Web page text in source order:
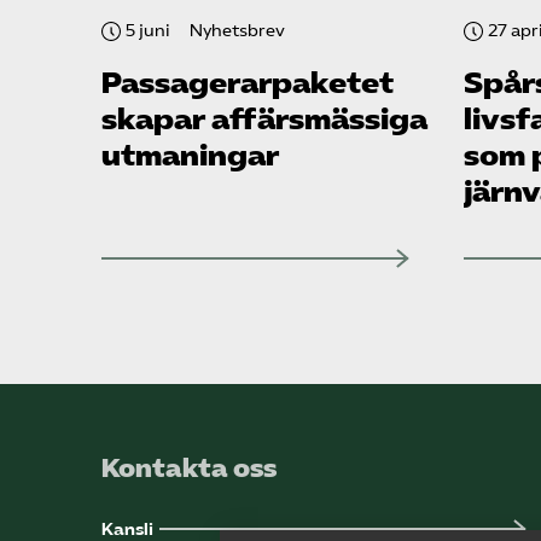
5 juni Nyhetsbrev
Passagerarpaketet
skapar affärsmässiga
utmaningar
27
som
Kontakta oss
Kansli